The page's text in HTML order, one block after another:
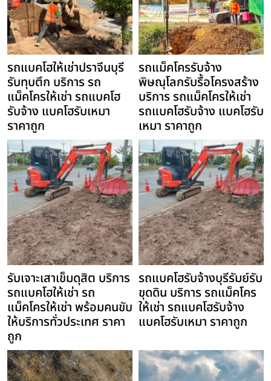
รถแบคโฮให้เช่าปราจีนบุรี
รับทุบตึก บริการ รถ
แม็คโครให้เช่า รถแบคโฮ
รับจ้าง แบคโฮรับเหมา
ราคาถูก
รถแม็คโครรับจ้าง
พิษณุโลกรับรื้อโครงสร้าง
บริการ รถแม็คโครให้เช่า
รถแบคโฮรับจ้าง แบคโฮรับ
เหมา ราคาถูก
รับเจาะเสาเข็มดุสิต บริการ
รถแบคโฮให้เช่า รถ
แม็คโครให้เช่า พร้อมคนขับ
ให้บริการทั่วประเทศ ราคา
ถูก
รถแบคโฮรับจ้างบุรีรัมย์รับ
ขุดดิน บริการ รถแม็คโคร
ให้เช่า รถแบคโฮรับจ้าง
แบคโฮรับเหมา ราคาถูก